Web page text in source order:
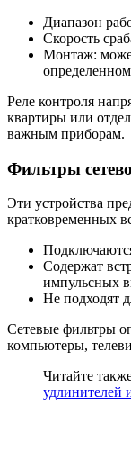
Диапазон
Скорость
Монтаж:
Реле контроля
квартиры или
важным приборам.
Фильтры
Эти устройства
кратковременных
Содержат
импульсных
Не подходят
Сетевые фильтры
компьютеры,
Читайте
удлинителей